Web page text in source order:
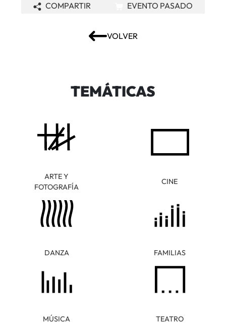
VOLVER
COMPARTIR EVENTO PASADO
TEMÁTICAS
ARTE Y
FOTOGRAFÍA
CINE
DANZA FAMILIAS
MÚSICA TEATRO